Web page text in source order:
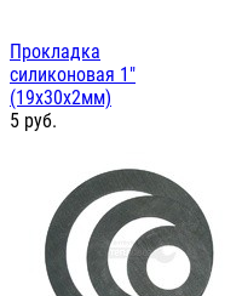
Прокладка
силиконовая 1"
(19х30х2мм)
5 руб.